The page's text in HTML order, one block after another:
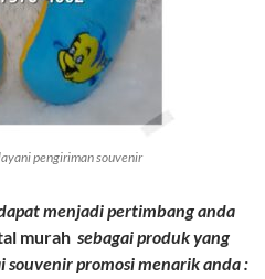
pengiriman souvenir
menjadi pertimbang anda
murah sebagai produk yang
promosi menarik anda :